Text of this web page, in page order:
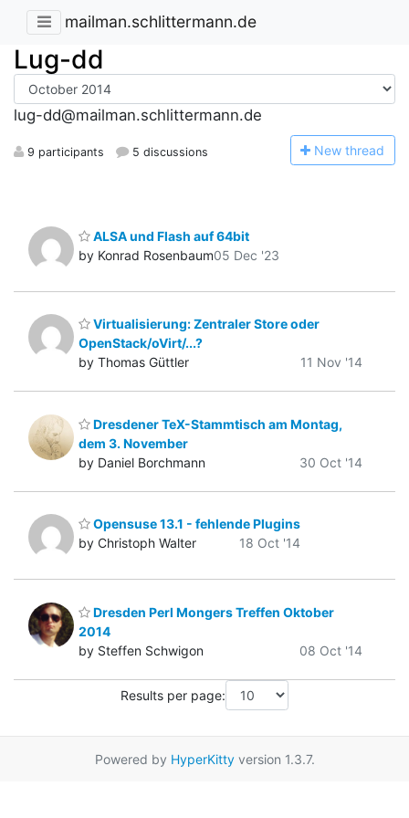
mailman.schlittermann.de
Lug-dd
lug-dd@mailman.schlittermann.de
9 participants 5 discussions New thread
ALSA und Flash auf 64bit
by Konrad Rosenbaum05 Dec '23
Virtualisierung: Zentraler Store oder
OpenStack/oVirt/...?
by Thomas Güttler
11 Nov '14
Dresdener TeX-Stammtisch am Montag,
dem 3. November
by Daniel Borchmann
30 Oct '14
Opensuse 13.1 - fehlende Plugins
by Christoph Walter
18 Oct '14
Dresden Perl Mongers Treffen Oktober
2014
by Steffen Schwigon
08 Oct '14
Results per page:
Powered by HyperKittyversion 1.3.7.